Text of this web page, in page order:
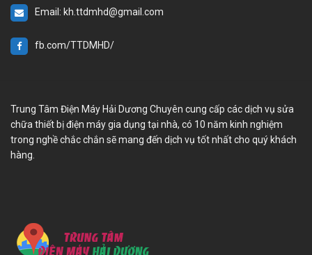
Email: kh.ttdmhd@gmail.com
fb.com/TTDMHD/
Trung Tâm Điện Máy Hải Dương Chuyên cung cấp các dịch vụ sửa
chữa thiết bị điện máy gia dụng tại nhà, có 10 năm kinh nghiệm
trong nghề chắc chắn sẽ mang đến dịch vụ tốt nhất cho quý khách
hàng.